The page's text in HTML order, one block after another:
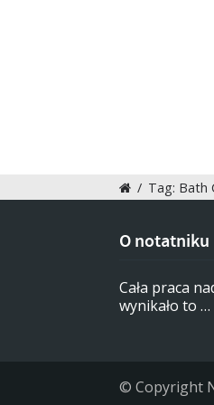
/ Tag: Bath
O notatniku
Cała praca
wynikało to …
© Copyright